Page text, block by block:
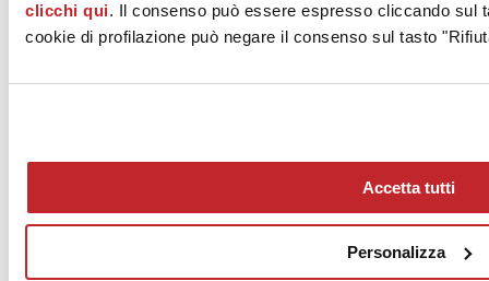
clicchi qui. Il consenso può essere espresso cliccando sul
cookie di profilazione può negare il consenso sul tasto
Accetta tutti
Personalizza